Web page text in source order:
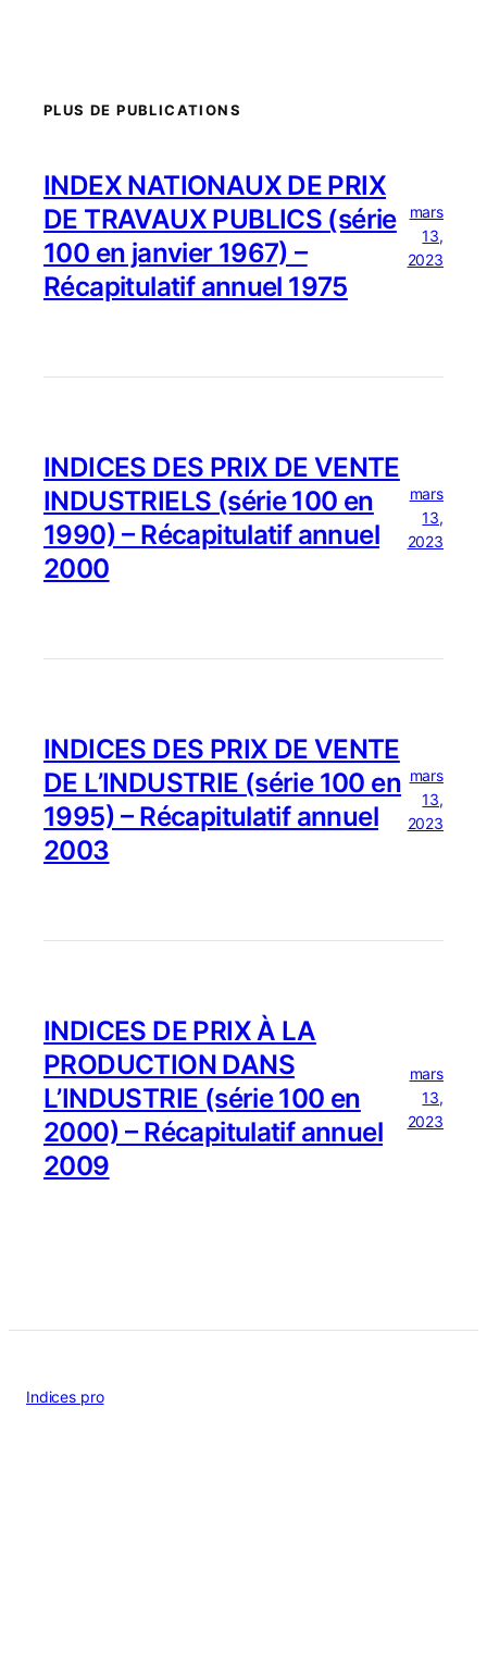
PLUS DE PUBLICATIONS
INDEX NATIONAUX DE PRIX
DE TRAVAUX PUBLICS (série
100 en janvier 1967) –
Récapitulatif annuel 1975
mars
13,
2023
INDICES DES PRIX DE VENTE
INDUSTRIELS (série 100 en
1990) – Récapitulatif annuel
2000
mars
13,
2023
INDICES DES PRIX DE VENTE
DE L’INDUSTRIE (série 100 en
1995) – Récapitulatif annuel
2003
mars
13,
2023
INDICES DE PRIX À LA
PRODUCTION DANS
L’INDUSTRIE (série 100 en
2000) – Récapitulatif annuel
2009
mars
13,
2023
Indices pro